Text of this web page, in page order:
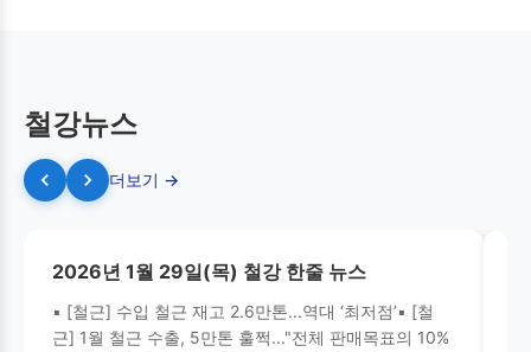
철강뉴스
더보기 →
2026년 1월 29일(목) 철강 한줄 뉴스
▪ [철근] 수입 철근 재고 2.6만톤...역대 ‘최저점’▪ [철
근] 1월 철근 수출, 5만톤 훌쩍..."전체 판매목표의 10%